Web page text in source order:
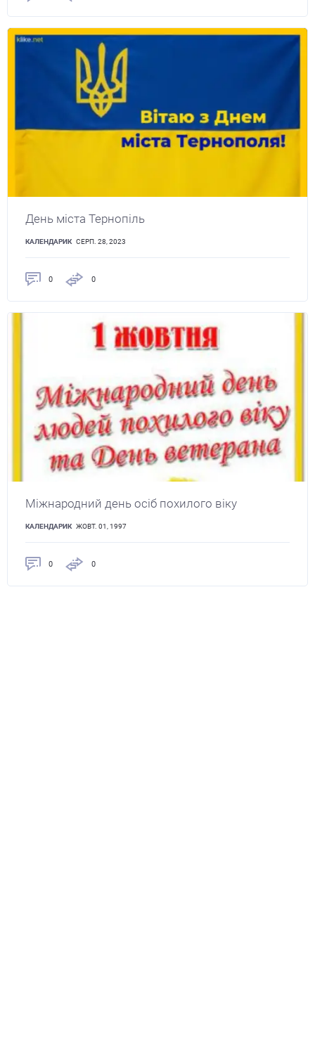
День міста Тернопіль
КАЛЕНДАРИК СЕРП. 28, 2023
0 0
Міжнародний день осіб похилого віку
КАЛЕНДАРИК ЖОВТ. 01, 1997
0 0